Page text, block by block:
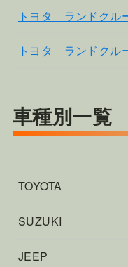
トヨタ ランドクル
トヨタ ランドクル
車種別一覧
TOYOTA
SUZUKI
JEEP